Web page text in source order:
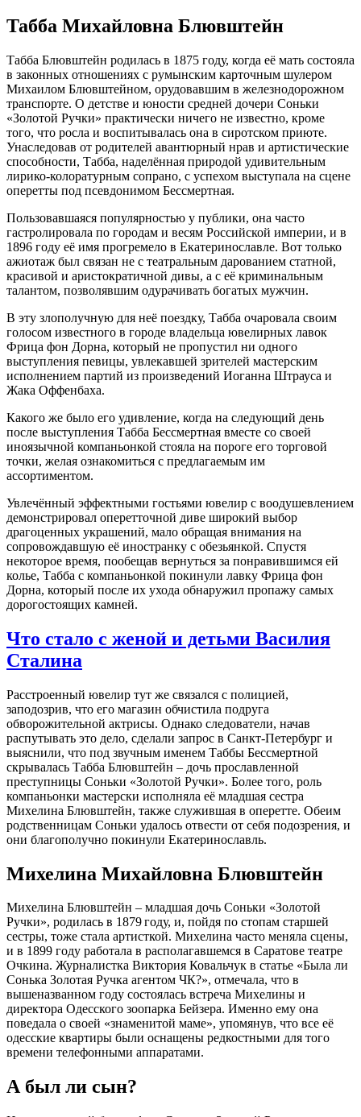
Табба Михайловна Блювштейн
Табба Блювштейн родилась в 1875 году, когда её мать состояла
в законных отношениях с румынским карточным шулером
Михаилом Блювштейном, орудовавшим в железнодорожном
транспорте. О детстве и юности средней дочери Соньки
«Золотой Ручки» практически ничего не известно, кроме
того, что росла и воспитывалась она в сиротском приюте.
Унаследовав от родителей авантюрный нрав и артистические
способности, Табба, наделённая природой удивительным
лирико-колоратурным сопрано, с успехом выступала на сцене
оперетты под псевдонимом Бессмертная.
Пользовавшаяся популярностью у публики, она часто
гастролировала по городам и весям Российской империи, и в
1896 году её имя прогремело в Екатеринославле. Вот только
ажиотаж был связан не с театральным дарованием статной,
красивой и аристократичной дивы, а с её криминальным
талантом, позволявшим одурачивать богатых мужчин.
В эту злополучную для неё поездку, Табба очаровала своим
голосом известного в городе владельца ювелирных лавок
Фрица фон Дорна, который не пропустил ни одного
выступления певицы, увлекавшей зрителей мастерским
исполнением партий из произведений Иоганна Штрауса и
Жака Оффенбаха.
Какого же было его удивление, когда на следующий день
после выступления Табба Бессмертная вместе со своей
иноязычной компаньонкой стояла на пороге его торговой
точки, желая ознакомиться с предлагаемым им
ассортиментом.
Увлечённый эффектными гостьями ювелир с воодушевлением
демонстрировал оперетточной диве широкий выбор
драгоценных украшений, мало обращая внимания на
сопровождавшую её иностранку с обезьянкой. Спустя
некоторое время, пообещав вернуться за понравившимся ей
колье, Табба с компаньонкой покинули лавку Фрица фон
Дорна, который после их ухода обнаружил пропажу самых
дорогостоящих камней.
Что стало с женой и детьми Василия
Сталина
Расстроенный ювелир тут же связался с полицией,
заподозрив, что его магазин обчистила подруга
обворожительной актрисы. Однако следователи, начав
распутывать это дело, сделали запрос в Санкт-Петербург и
выяснили, что под звучным именем Таббы Бессмертной
скрывалась Табба Блювштейн – дочь прославленной
преступницы Соньки «Золотой Ручки». Более того, роль
компаньонки мастерски исполняла её младшая сестра
Михелина Блювштейн, также служившая в оперетте. Обеим
родственницам Соньки удалось отвести от себя подозрения, и
они благополучно покинули Екатеринославль.
Михелина Михайловна Блювштейн
Михелина Блювштейн – младшая дочь Соньки «Золотой
Ручки», родилась в 1879 году, и, пойдя по стопам старшей
сестры, тоже стала артисткой. Михелина часто меняла сцены,
и в 1899 году работала в располагавшемся в Саратове театре
Очкина. Журналистка Виктория Ковальчук в статье «Была ли
Сонька Золотая Ручка агентом ЧК?», отмечала, что в
вышеназванном году состоялась встреча Михелины и
директора Одесского зоопарка Бейзера. Именно ему она
поведала о своей «знаменитой маме», упомянув, что все её
одесские квартиры были оснащены редкостными для того
времени телефонными аппаратами.
А был ли сын?